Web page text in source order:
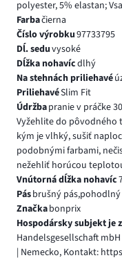
polyester, 5% elastan;
Farbačierna
Číslo výrobku97733795
Dĺ. seduvysoké
Dĺžka nohavícdlhý
Na stehnách priliehavé
PriliehavéSlim Fit
Údržbapranie v práčke
Vyžehlite do
kým je vlhký, sušiť
podobnými farbami,
nežehliť horúcou
Vnútorná dĺžka nohavíc
Pásbrušný pás,pohodlný
Značkabonprix
Hospodársky subjekt je
Handelsgesellschaft
| Nemecko, Kontakt: